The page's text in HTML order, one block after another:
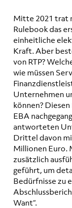
Mitte 2021 trat
Rulebook das
einheitliche
Kraft. Aber
von RTP?
wie müssen
Unternehmen
können?
EBA
antworteten
Drittel davon
Millionen Euro.
zusätzlich
geführt, um
Bedürfnisse zu
Want“.